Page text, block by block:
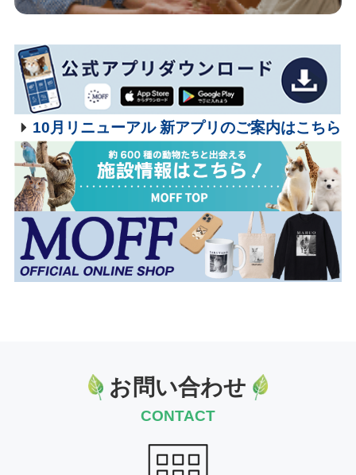
10月リニューアル 新アプリのご案内はこちら
お問い合わせ
CONTACT